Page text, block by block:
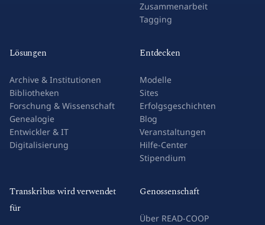
Zusammenarbeit
Tagging
Lösungen
Archive & Institutionen
Bibliotheken
Forschung & Wissenschaft
Genealogie
Entwickler & IT
Digitalisierung
Entdecken
Modelle
Sites
Erfolgsgeschichten
Blog
Veranstaltungen
Hilfe-Center
Stipendium
Transkribus wird verwendet
für
Genossenschaft
Über READ-COOP